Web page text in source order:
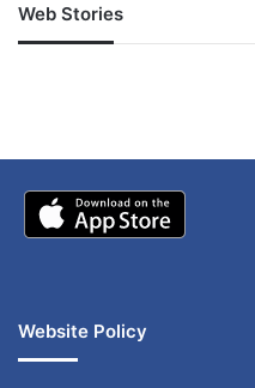
रूप से पेट्रोल और डीजल
of alternative pumps
Web Stories
जम्मू-कश्मीर में बारिश से
अपडेट
Website Policy